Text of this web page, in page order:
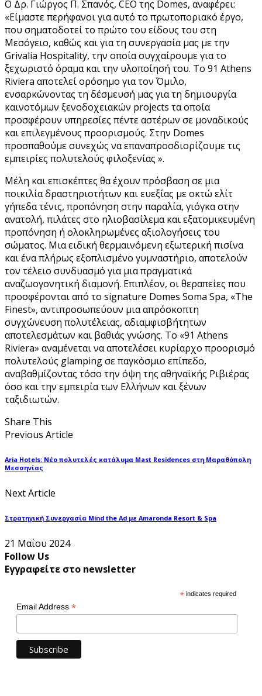
Ο Δρ. Γιώργος Π. Σπανός, CEO της Domes, αναφέρει:
«Είμαστε περήφανοι για αυτό το πρωτοποριακό έργο,
που σηματοδοτεί το πρώτο του είδους του στη
Μεσόγειο, καθώς και για τη συνεργασία μας με την
Grivalia Hospitality, την οποία συγχαίρουμε για το
ξεχωριστό όραμα και την υλοποίησή του. Το 91 Athens
Riviera αποτελεί ορόσημο για τον Όμιλο,
ενσαρκώνοντας τη δέσμευσή μας για τη δημιουργία
καινοτόμων ξενοδοχειακών projects τα οποία
προσφέρουν υπηρεσίες πέντε αστέρων σε μοναδικούς
και επιλεγμένους προορισμούς. Στην Domes
προσπαθούμε συνεχώς να επαναπροσδιορίζουμε τις
εμπειρίες πολυτελούς φιλοξενίας ».
Μέλη και επισκέπτες θα έχουν πρόσβαση σε μια
ποικιλία δραστηριοτήτων και ευεξίας με οκτώ ελίτ
γήπεδα τένις, προπόνηση στην παραλία, γιόγκα στην
ανατολή, πιλάτες στο ηλιοβασίλεμα και εξατομικευμένη
προπόνηση ή ολοκληρωμένες αξιολογήσεις του
σώματος. Μια ειδική θερμαινόμενη εξωτερική πισίνα
και ένα πλήρως εξοπλισμένο γυμναστήριο, αποτελούν
τον τέλειο συνδυασμό για μια πραγματικά
αναζωογονητική διαμονή. Επιπλέον, οι θεραπείες που
προσφέρονται από το signature Domes Soma Spa, «The
Finest», αντιπροσωπεύουν μια απρόσκοπτη
συγχώνευση πολυτέλειας, αδιαμφισβήτητων
αποτελεσμάτων και βαθιάς γνώσης. Το «91 Athens
Riviera» αναμένεται να αποτελέσει κυρίαρχο προορισμό
πολυτελούς glamping σε παγκόσμιο επίπεδο,
αναβαθμίζοντας τόσο την όψη της αθηναϊκής Ριβιέρας
όσο και την εμπειρία των Ελλήνων και ξένων
ταξιδιωτών.
Share This
Previous Article
Aria Hotels: Νέο πολυτελές κατάλυμα Mast Residences στη Μαραθόπολη
Μεσσηνίας
Next Article
Στρατηγική Συνεργασία Mind the Ad με Amaronda Resort & Spa
21 Μαΐου 2024
Follow Us
Εγγραφείτε στο newsletter
* indicates required
Email Address *